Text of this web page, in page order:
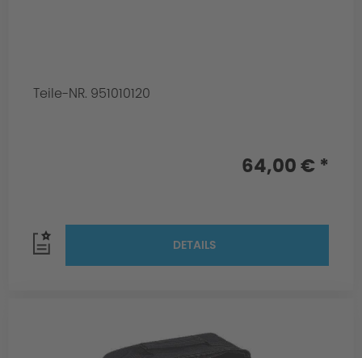
Teile-NR. 951010120
64,00 € *
DETAILS